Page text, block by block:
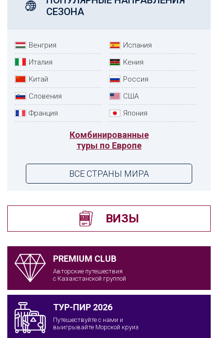
СЕЗОНА
Венгрия
Испания
Италия
Кения
Китай
Россия
Словения
США
Франция
Япония
Комбинированные
туры по Европе
ВСЕ СТРАНЫ МИРА
ВИЗЫ
PREMIUM CLUB
Авторские путешествия
с Казахстанской группой
ТУР-ПИР 2026
Путешествуйте с нами и
выигрывайте Морской круиз